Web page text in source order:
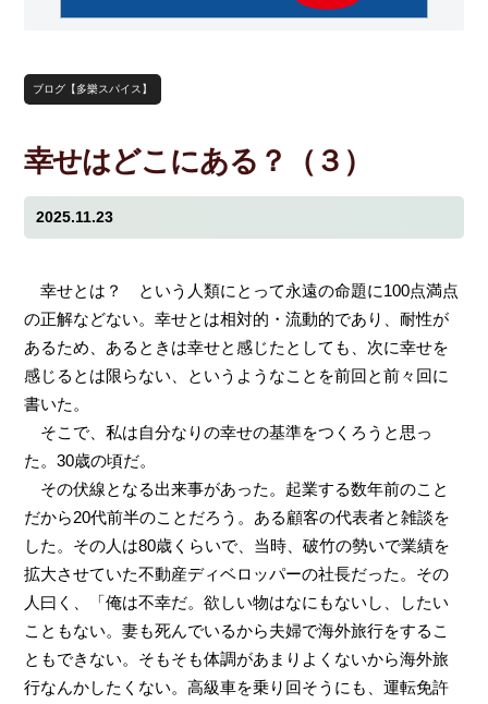
ブログ【多樂スパイス】
幸せはどこにある？（３）
2025.11.23
幸せとは？ という人類にとって永遠の命題に100点満点
の正解などない。幸せとは相対的・流動的であり、耐性が
あるため、あるときは幸せと感じたとしても、次に幸せを
感じるとは限らない、というようなことを前回と前々回に
書いた。
そこで、私は自分なりの幸せの基準をつくろうと思っ
た。30歳の頃だ。
その伏線となる出来事があった。起業する数年前のこと
だから20代前半のことだろう。ある顧客の代表者と雑談を
した。その人は80歳くらいで、当時、破竹の勢いで業績を
拡大させていた不動産ディベロッパーの社長だった。その
人曰く、「俺は不幸だ。欲しい物はなにもないし、したい
こともない。妻も死んでいるから夫婦で海外旅行をするこ
ともできない。そもそも体調があまりよくないから海外旅
行なんかしたくない。高級車を乗り回そうにも、運転免許